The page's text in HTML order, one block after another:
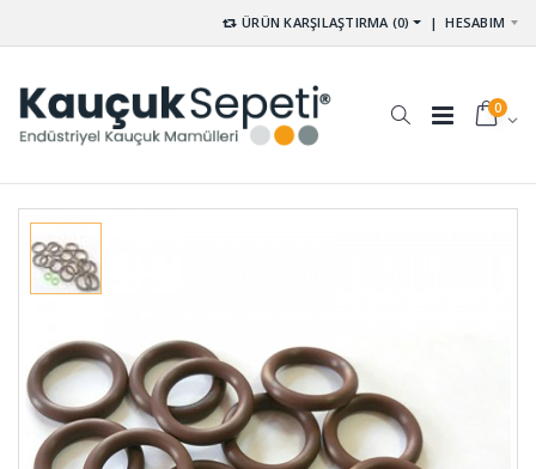
ÜRÜN KARŞILAŞTIRMA (0) |HESABIM
0